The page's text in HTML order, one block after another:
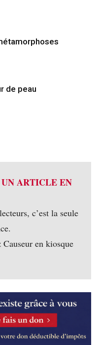
de peau
ARTICLE EN
c’est la seule
en kiosque